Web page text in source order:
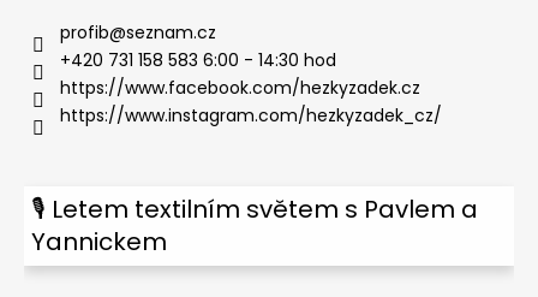
profib@seznam.cz
+420 731 158 583 6:00 - 14:30 hod
https://www.facebook.com/hezkyzadek.cz
https://www.instagram.com/hezkyzadek_cz/
🎙 Letem textilním světem s Pavlem a
Yannickem